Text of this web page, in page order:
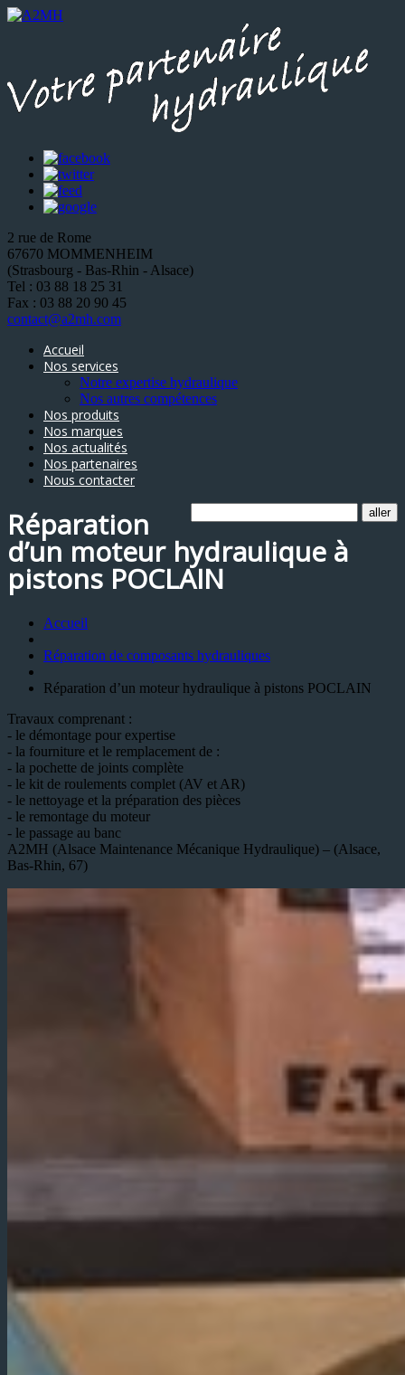
2 rue de Rome
67670 MOMMENHEIM
(Strasbourg - Bas-Rhin - Alsace)
Tel : 03 88 18 25 31
Fax : 03 88 20 90 45
contact@a2mh.com
Accueil
Nos services
Notre expertise hydraulique
Nos autres compétences
Nos produits
Nos marques
Nos actualités
Nos partenaires
Nous contacter
Réparation
d’un moteur hydraulique à
pistons POCLAIN
Accueil
Réparation de composants hydrauliques
Réparation d’un moteur hydraulique à pistons POCLAIN
Travaux comprenant :
- le démontage pour expertise
- la fourniture et le remplacement de :
- la pochette de joints complète
- le kit de roulements complet (AV et AR)
- le nettoyage et la préparation des pièces
- le remontage du moteur
- le passage au banc
A2MH (Alsace Maintenance Mécanique Hydraulique) – (Alsace,
Bas-Rhin, 67)